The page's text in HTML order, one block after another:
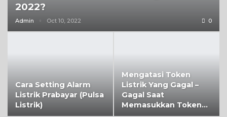
2022?
Admin Oct 10, 2022 0
Cara Setting Alarm
Listrik Prabayar (Pulsa
Listrik)
Mengatasi Token
Listrik Yang Gagal –
Gagal Saat
Memasukkan Token…